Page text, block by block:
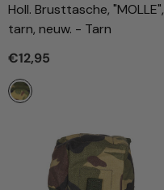
Holl. Brusttasche, "MOLLE",
tarn, neuw. - Tarn
€12,95